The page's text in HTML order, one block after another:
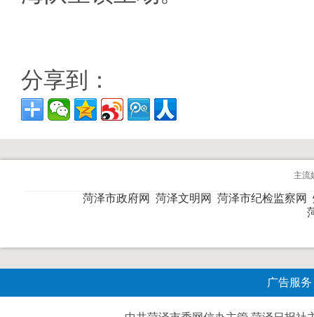
分享到：
主流
菏泽市政府网 菏泽文明网 菏泽市纪检监察网
广告服务